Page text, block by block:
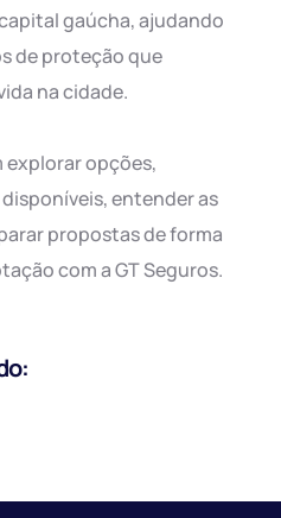
gaúcha, ajudando
de proteção que
na cidade.
explorar opções,
entender as
propostas de forma
com a GT Seguros.